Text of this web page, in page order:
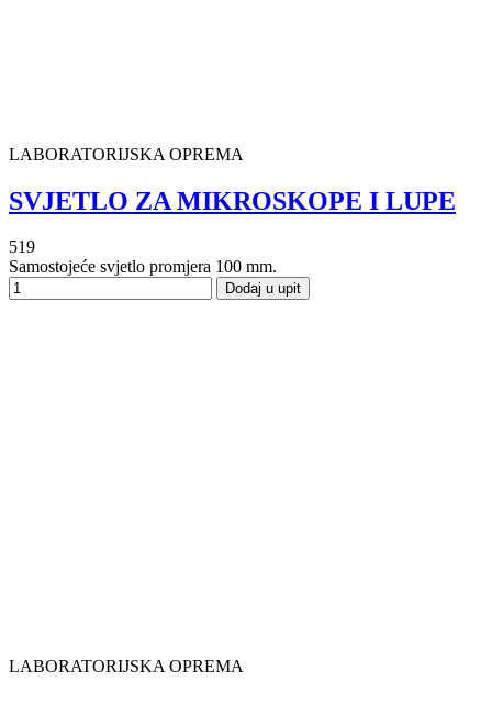
LABORATORIJSKA OPREMA
SVJETLO ZA MIKROSKOPE I LUPE
519
Samostojeće svjetlo promjera 100 mm.
Dodaj u upit
LABORATORIJSKA OPREMA